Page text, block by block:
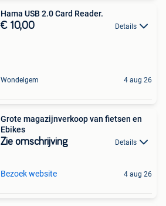
Hama USB 2.0 Card Reader.
€ 10,00 Details
Wondelgem 4 aug 26
Grote magazijnverkoop van fietsen en
Ebikes
Zie omschrijving Details
Bezoek website 4 aug 26